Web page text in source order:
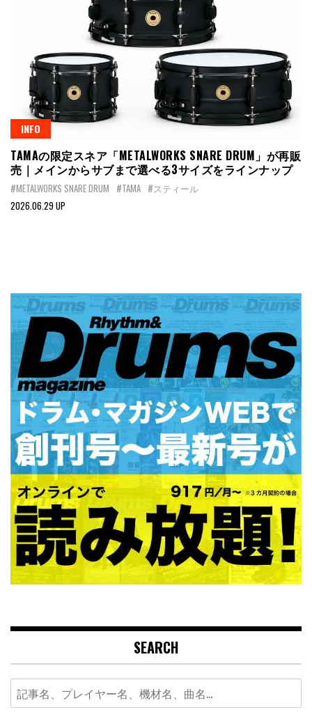
INFO
TAMAの限定スネア「METALWORKS SNARE DRUM」が再販
売｜メインからサブまで選べる3サイズをラインナップ
#METALWORKS SNARE DRUM #TAMA #スティール
2026.06.29 UP
SEARCH
Search
for: